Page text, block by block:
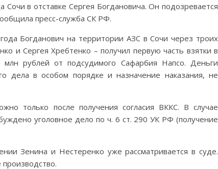
в отставке Сергея Богдановича. Он подозревается
пресс-служба СК РФ.
Богданович на территории АЗС в Сочи через троих
и Сергея Хребтенко – получил первую часть взятки в
рублей от подсудимого Сафарбия Напсо. Деньги
дела в особом порядке и назначение наказания, не
только после получения согласия ВККС. В случае
уголовное дело по ч. 6 ст. 290 УК РФ (получение
Зенина и Нестеренко уже рассматривается в суде.